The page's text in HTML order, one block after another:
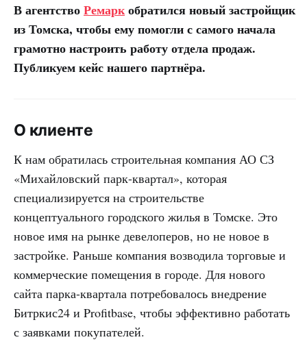
В агентствоРемаркобратился новый застройщик
из Томска, чтобы ему помогли с самого начала
грамотно настроить работу отдела продаж.
Публикуем кейс нашего партнёра.
О клиенте
К нам обратилась строительная компания АО СЗ
«Михайловский парк-квартал», которая
специализируется на строительстве
концептуального городского жилья в Томске. Это
новое имя на рынке девелоперов, но не новое в
застройке. Раньше компания возводила торговые и
коммерческие помещения в городе. Для нового
сайта парка-квартала потребовалось внедрение
Битркис24 и Profitbase, чтобы эффективно работать
с заявками покупателей.